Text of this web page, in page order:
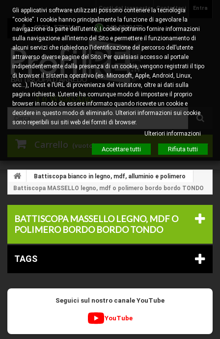
Entra
Contattaci
Costi del trasporto
0522 - 578310 345.8829473
Carrello (vuoto)
mail o WhatsApp.
Battiscopa bianco in legno, mdf, alluminio e polimero
Battiscopa MASSELLO legno, mdf o polimero bordo bordo TONDO
BATTISCOPA MASSELLO LEGNO, MDF O
POLIMERO BORDO BORDO TONDO
TAGS
Seguici sul nostro canale YouTube
YouTube
Gli applicativi software utilizzati possono contenere la tecnologia
“cookie”. I cookie hanno principalmente la funzione di agevolare la
navigazione da parte dell’utente. I cookie potranno fornire informazioni
sulla navigazione all’interno del Sito e permettere il funzionamento di
alcuni servizi che richiedono l’identificazione del percorso dell’utente
attraverso diverse pagine del Sito. Per qualsiasi accesso al portale
indipendentemente dalla presenza di un cookie, vengono registrati il tipo
di browser il sistema operativo (es. Microsoft, Apple, Android, Linux,
ecc…), l’Host e l’URL di provenienza del visitatore, oltre ai dati sulla
pagina richiesta. L’utente ha comunque modo di impostare il proprio
browser in modo da essere informato quando ricevete un cookie e
decidere in questo modo di eliminarlo. Ulteriori informazioni sui cookie
sono reperibili sui siti web dei forniti di browser.
Ulteriori informazioni
Accettare tutti Rifiuta tutti